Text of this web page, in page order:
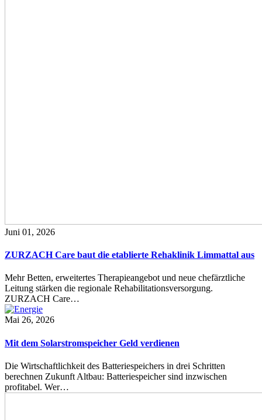
Juni 01, 2026
ZURZACH Care baut die etablierte Rehaklinik Limmattal aus
Mehr Betten, erweitertes Therapieangebot und neue chefärztliche
Leitung stärken die regionale Rehabilitationsversorgung.
ZURZACH Care…
Mai 26, 2026
Mit dem Solarstromspeicher Geld verdienen
Die Wirtschaftlichkeit des Batteriespeichers in drei Schritten
berechnen Zukunft Altbau: Batteriespeicher sind inzwischen
profitabel. Wer…